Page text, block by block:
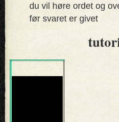
du vil høre ordet og
før svaret er givet